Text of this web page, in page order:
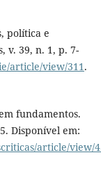
política e
v. 39, n. 1, p. 7-
article/view/311.
fundamentos.
Disponível em:
article/view/